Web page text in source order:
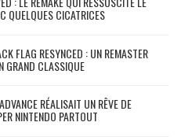
QUELQUES CICATRICES
FLAG RESYNCED : UN REMASTER
GRAND CLASSIQUE
RÉALISAIT UN RÊVE DE
NINTENDO PARTOUT